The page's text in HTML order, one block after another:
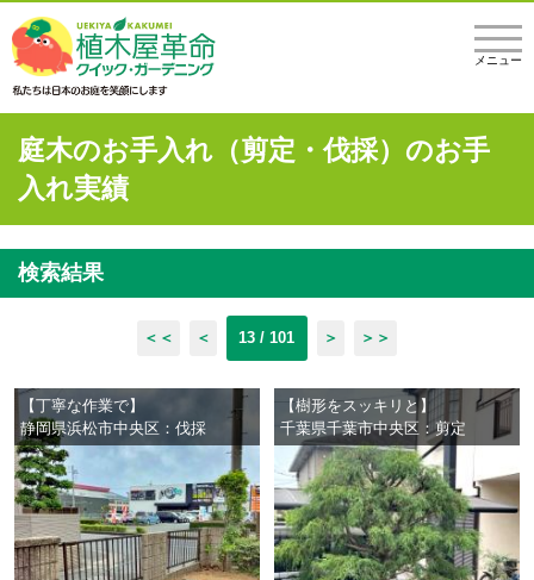
メニュー
庭木のお手入れ（剪定・伐採）のお手
入れ実績
検索結果
＜＜ ＜ 13 / 101 ＞ ＞＞
【丁寧な作業で】
静岡県浜松市中央区：伐採
【樹形をスッキリと】
千葉県千葉市中央区：剪定